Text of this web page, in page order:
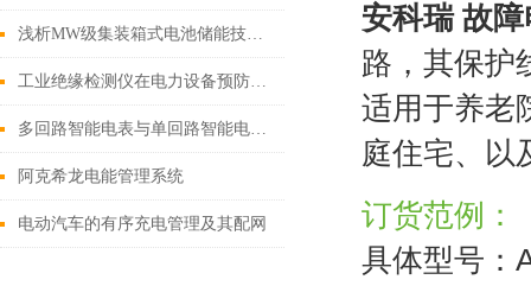
浅析MW级集装箱式电池储能技术研究
工业绝缘检测仪在电力设备预防性维护中的策略与实践
多回路智能电表与单回路智能电表相比，有哪些优缺点？
阿克希龙电能管理系统
电动汽车的有序充电管理及其配网
安科瑞 故障
路，其保护
适用于养老
庭住宅、以
订货范例：
具体型号：